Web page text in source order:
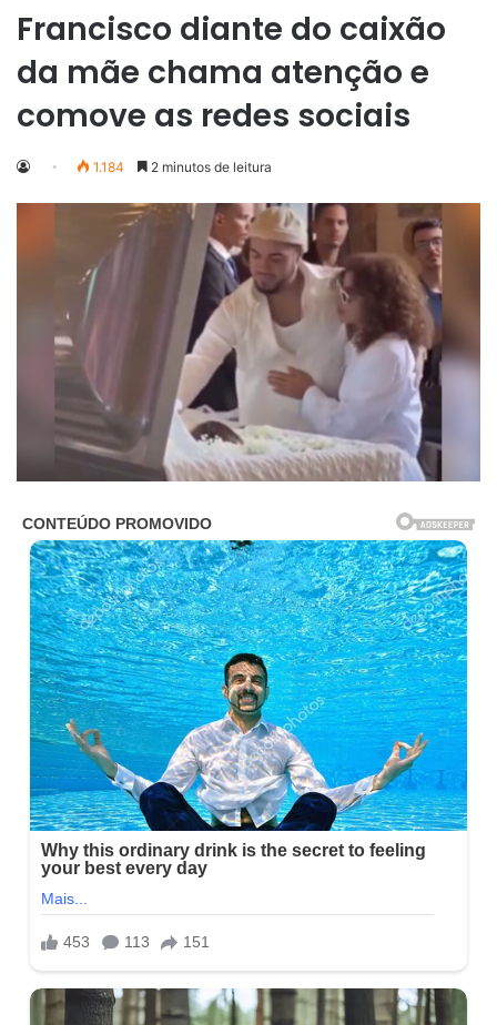
Francisco diante do caixão
da mãe chama atenção e
comove as redes sociais
1.184 2 minutos de leitura